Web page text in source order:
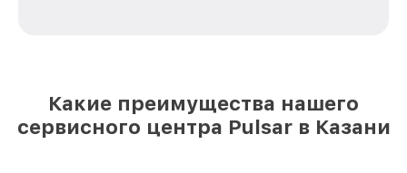
Какие преимущества нашего
сервисного центра Pulsar в Казани